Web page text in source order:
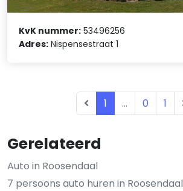
Gerelateerd
Auto in Roosendaal
7 persoons auto huren in Roosendaal
KvK nummer: 53496256
Adres: Nispensestraat 1
1 ... 0 1